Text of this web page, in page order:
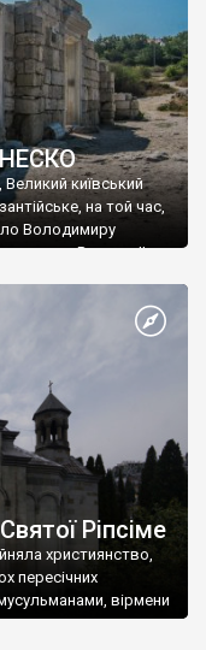
Великий київський
на той час,
Володимиру
Василю ІІ, та
християнином.
Таврійського
Ріпсіме
християнство,
пересічних
вірмени